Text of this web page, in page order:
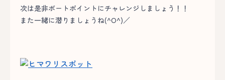
次は是非ボートポイントにチャレンジしましょう！！
また一緒に潜りましょうね(^O^)／